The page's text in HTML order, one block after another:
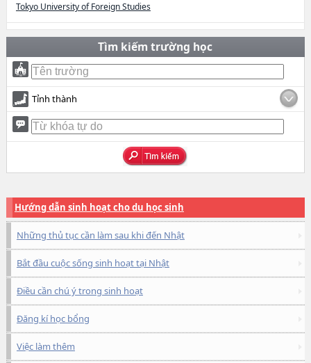
Tokyo University of Foreign Studies
Tìm kiếm trường học
Tỉnh thành
Hướng dẫn sinh hoạt cho du học sinh
Những thủ tục cần làm sau khi đến Nhật
Bắt đầu cuộc sống sinh hoạt tại Nhật
Điều cần chú ý trong sinh hoạt
Đăng kí học bổng
Việc làm thêm